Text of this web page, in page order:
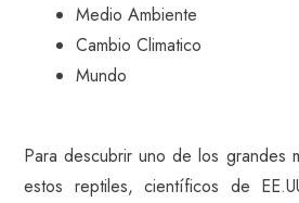
Medio Ambiente
Cambio Climatico
Mundo
Para descubrir uno de los grandes
estos reptiles, científicos de